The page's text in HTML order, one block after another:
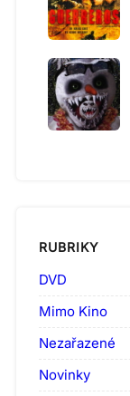
RUBRIKY
DVD
Mimo Kino
Nezařazené
Novinky